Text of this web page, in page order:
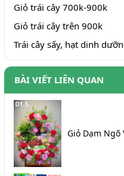
Giỏ trái cây 700k-900k
Giỏ trái cây trên 900k
Trái cây sấy, hạt dinh
BÀI VIẾT LIÊN QUAN
Giỏ Dạm Ngõ